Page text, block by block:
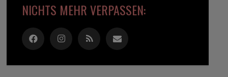
NICHTS MEHR VERPASSEN: